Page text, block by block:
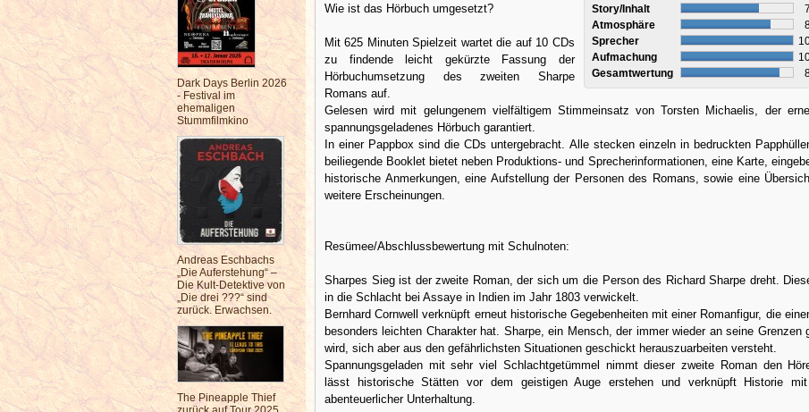
Dark Days Berlin 2026
- Festival im
ehemaligen
Stummfilmkino
Andreas Eschbachs
„Die Auferstehung“ –
Die Kult-Detektive von
„Die drei ???“ sind
zurück. Erwachsen.
The Pineapple Thief
Story/Inhalt
Atmosphäre
Sprecher
Aufmachung
Gesamtwertung
Wie ist das Hörbuch umgesetzt?
Mit 625 Minuten Spielzeit wartet die auf 10 CDs
zu findende leicht gekürzte Fassung der
Hörbuchumsetzung des zweiten Sharpe
Romans auf.
Gelesen wird mit gelungenem vielfältigem Stimmeinsatz von Torsten Michaelis, der
spannungsgeladenes Hörbuch garantiert.
In einer Pappbox sind die CDs untergebracht. Alle stecken einzeln in bedruckten
beiliegende Booklet bietet neben Produktions- und Sprecherinformationen, eine Karte,
historische Anmerkungen, eine Aufstellung der Personen des Romans, sowie eine
weitere Erscheinungen.
Resümee/Abschlussbewertung mit Schulnoten:
Sharpes Sieg ist der zweite Roman, der sich um die Person des Richard Sharpe dreht.
in die Schlacht bei Assaye in Indien im Jahr 1803 verwickelt.
Bernhard Cornwell verknüpft erneut historische Gegebenheiten mit einer Romanfigur, die
besonders leichten Charakter hat. Sharpe, ein Mensch, der immer wieder an seine Grenzen
wird, sich aber aus den gefährlichsten Situationen geschickt herauszuarbeiten versteht.
Spannungsgeladen mit sehr viel Schlachtgetümmel nimmt dieser zweite Roman den
lässt historische Stätten vor dem geistigen Auge erstehen und verknüpft Historie
abenteuerlicher Unterhaltung.